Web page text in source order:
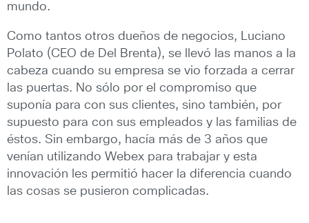
mundo.
Como tantos otros dueños de negocios, Luciano
Polato (CEO de Del Brenta), se llevó las manos a la
cabeza cuando su empresa se vio forzada a cerrar
las puertas. No sólo por el compromiso que
suponía para con sus clientes, sino también, por
supuesto para con sus empleados y las familias de
éstos. Sin embargo, hacía más de 3 años que
venían utilizando Webex para trabajar y esta
innovación les permitió hacer la diferencia cuando
las cosas se pusieron complicadas.